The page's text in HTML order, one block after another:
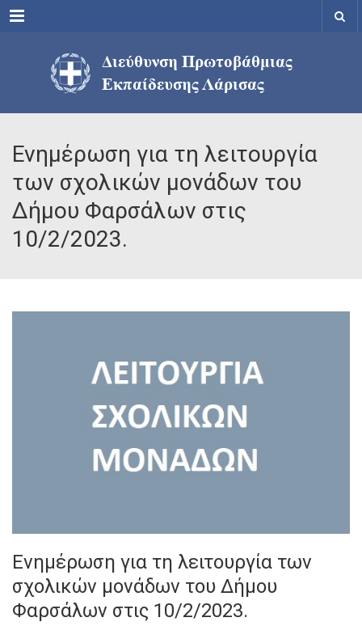
Menu
Ενημέρωση για τη λειτουργία
των σχολικών μονάδων του
Δήμου Φαρσάλων στις
10/2/2023.
Ενημέρωση για τη λειτουργία των
σχολικών μονάδων του Δήμου
Φαρσάλων στις 10/2/2023.